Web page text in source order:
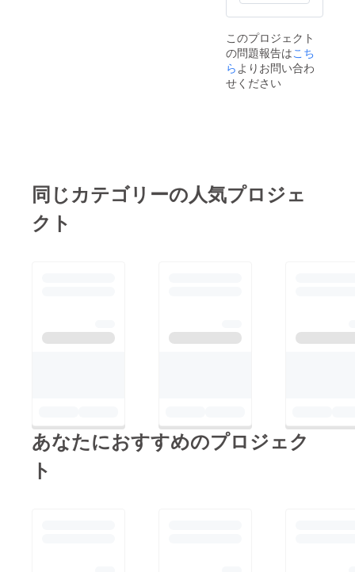
このプロジェクト
の問題報告はこち
らよりお問い合わ
せください
同じカテゴリーの人気プロジェ
クト
あなたにおすすめのプロジェク
ト